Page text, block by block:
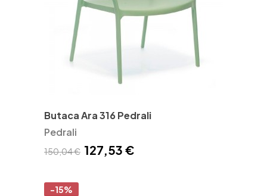
Butaca Ara 316 Pedrali
Pedrali
150,04 € 127,53 €
-15%